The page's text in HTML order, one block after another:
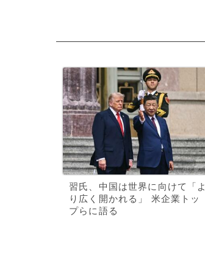
習氏、中国は世界に向けて「よ
り広く開かれる」 米企業トッ
プらに語る